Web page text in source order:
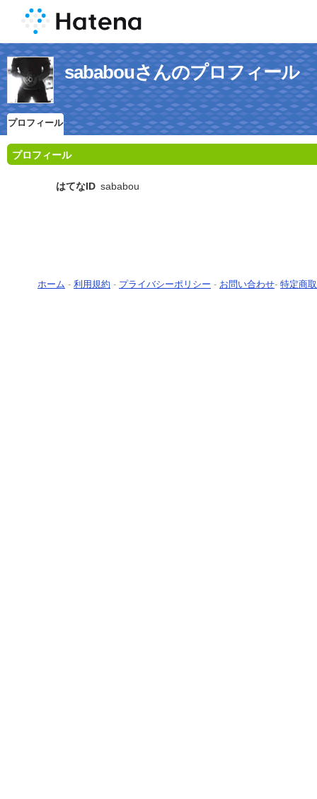
sababouさんのプロフィール
プロフィール
プロフィール
はてなID sababou
ホーム - 利用規約 - プライバシーポリシー - お問い合わせ- 特定商